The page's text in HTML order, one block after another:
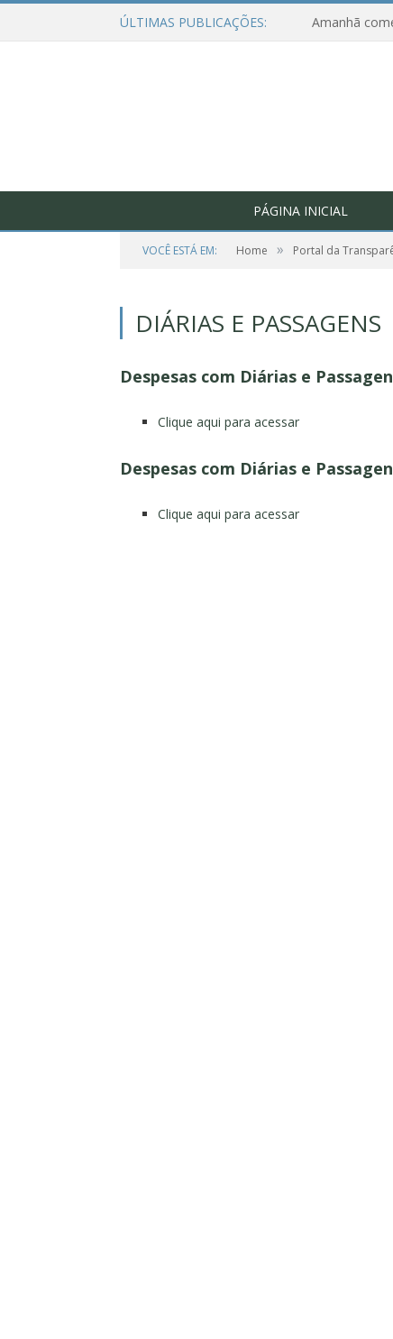
ÚLTIMAS PUBLICAÇÕES:
PÁGINA INICIAL
VOCÊ ESTÁ EM: Home » Portal da
DIÁRIAS E PASSAGENS
Despesas com Diárias e
Clique aqui para acessar
Despesas com Diárias e
Clique aqui para acessar